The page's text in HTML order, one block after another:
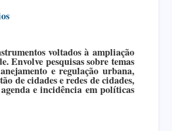
voltados à ampliação
Envolve pesquisas sobre temas
e regulação urbana,
de cidades e redes de cidades,
e incidência em políticas